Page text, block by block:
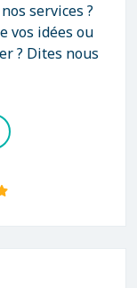
services ?
vos idées ou
? Dites nous